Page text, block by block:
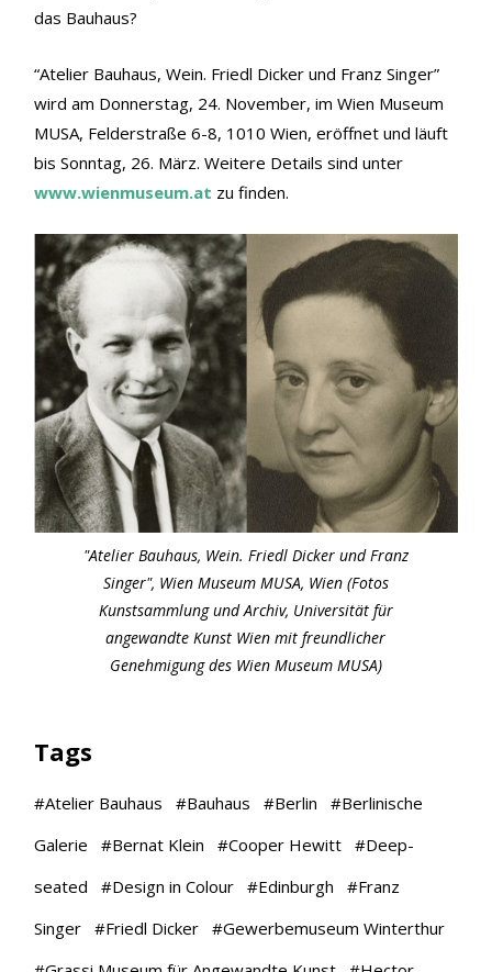
das Bauhaus?
“Atelier Bauhaus, Wein. Friedl Dicker und Franz Singer”
wird am Donnerstag, 24. November, im Wien Museum
MUSA, Felderstraße 6-8, 1010 Wien, eröffnet und läuft
bis Sonntag, 26. März. Weitere Details sind unter
www.wienmuseum.at zu finden.
"Atelier Bauhaus, Wein. Friedl Dicker und Franz
Singer", Wien Museum MUSA, Wien (Fotos
Kunstsammlung und Archiv, Universität für
angewandte Kunst Wien mit freundlicher
Genehmigung des Wien Museum MUSA)
Tags
#Atelier Bauhaus #Bauhaus #Berlin #Berlinische
Galerie
#Bernat Klein #Cooper Hewitt #Deep-
seated
#Design in Colour #Edinburgh #Franz
Singer #Friedl Dicker #Gewerbemuseum Winterthur